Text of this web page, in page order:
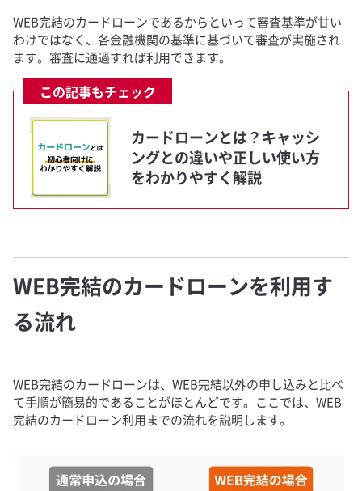
WEB完結のカードローンであるからといって審査基準が甘い
わけではなく、各金融機関の基準に基づいて審査が実施され
ます。審査に通過すれば利用できます。
この記事もチェック
カードローンとは？キャッシ
ングとの違いや正しい使い方
をわかりやすく解説
WEB完結のカードローンを利用す
る流れ
WEB完結のカードローンは、WEB完結以外の申し込みと比べ
て手順が簡易的であることがほとんどです。ここでは、WEB
完結のカードローン利用までの流れを説明します。